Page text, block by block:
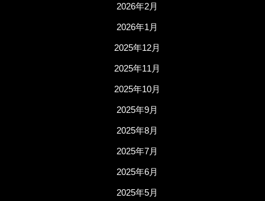
2026年2月
2026年1月
2025年12月
2025年11月
2025年10月
2025年9月
2025年8月
2025年7月
2025年6月
2025年5月